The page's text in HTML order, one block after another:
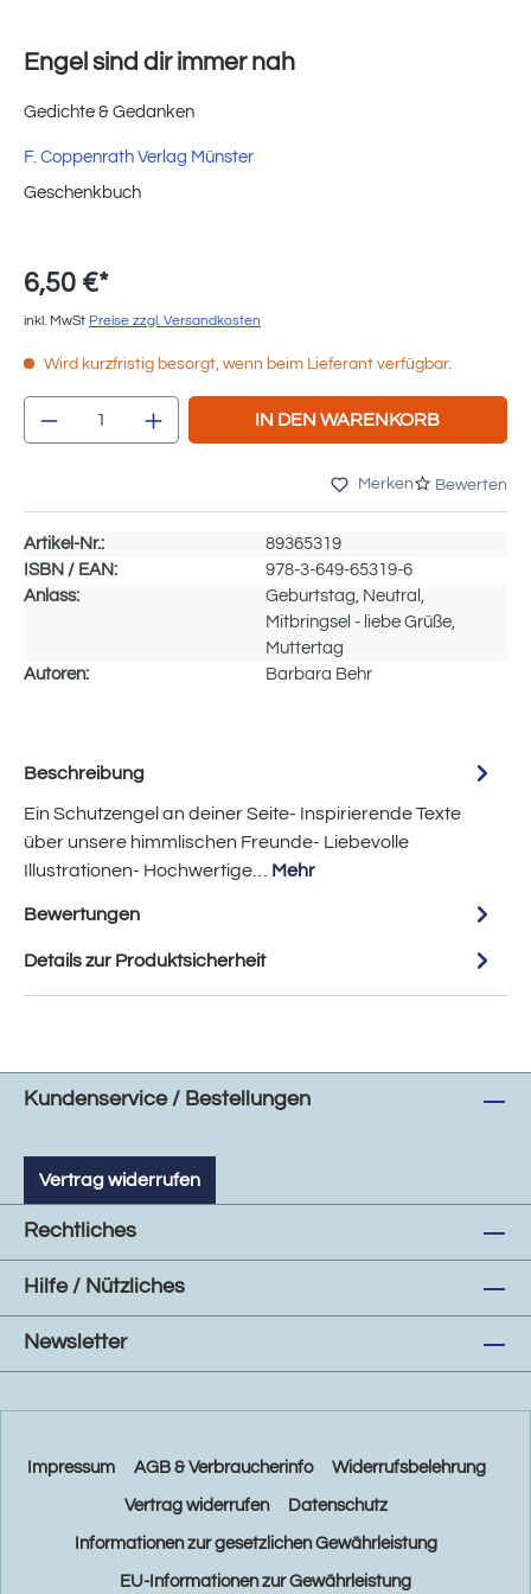
Engel sind dir immer nah
Gedichte & Gedanken
F. Coppenrath Verlag Münster
Geschenkbuch
6,50 €*
inkl. MwSt Preise zzgl. Versandkosten
Wird kurzfristig besorgt, wenn beim Lieferant verfügbar.
Produkt Anzahl: Gib den gewünschten
IN DEN WARENKORB
Merken Bewerten
Artikel-Nr.:
89365319
ISBN / EAN:
978-3-649-65319-6
Anlass:
Geburtstag, Neutral,
Mitbringsel - liebe Grüße,
Muttertag
Autoren:
Barbara Behr
Beschreibung
Ein Schutzengel an deiner Seite- Inspirierende Texte
über unsere himmlischen Freunde- Liebevolle
Illustrationen- Hochwertige… Mehr
Bewertungen
Details zur Produktsicherheit
Kundenservice / Bestellungen
Vertrag widerrufen
Rechtliches
Hilfe / Nützliches
Newsletter
Impressum AGB & Verbraucherinfo Widerrufsbelehrung
Vertrag widerrufen Datenschutz
Informationen zur gesetzlichen Gewährleistung
EU-Informationen zur Gewährleistung